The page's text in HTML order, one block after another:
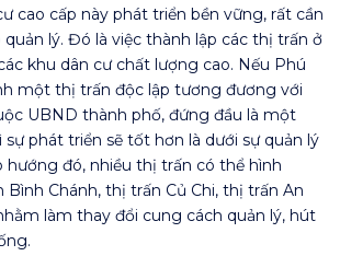
cao cấp này phát triển bền vững, rất cần
lý. Đó là việc thành lập các thị trấn ở
khu dân cư chất lượng cao. Nếu Phú
một thị trấn độc lập tương đương với
UBND thành phố, đứng đầu là một
phát triển sẽ tốt hơn là dưới sự quản lý
hướng đó, nhiều thị trấn có thể hình
Chánh, thị trấn Củ Chi, thị trấn An
làm thay đổi cung cách quản lý, hút